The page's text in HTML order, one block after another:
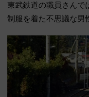
東武鉄道の職員さんで
制服を着た不思議な男